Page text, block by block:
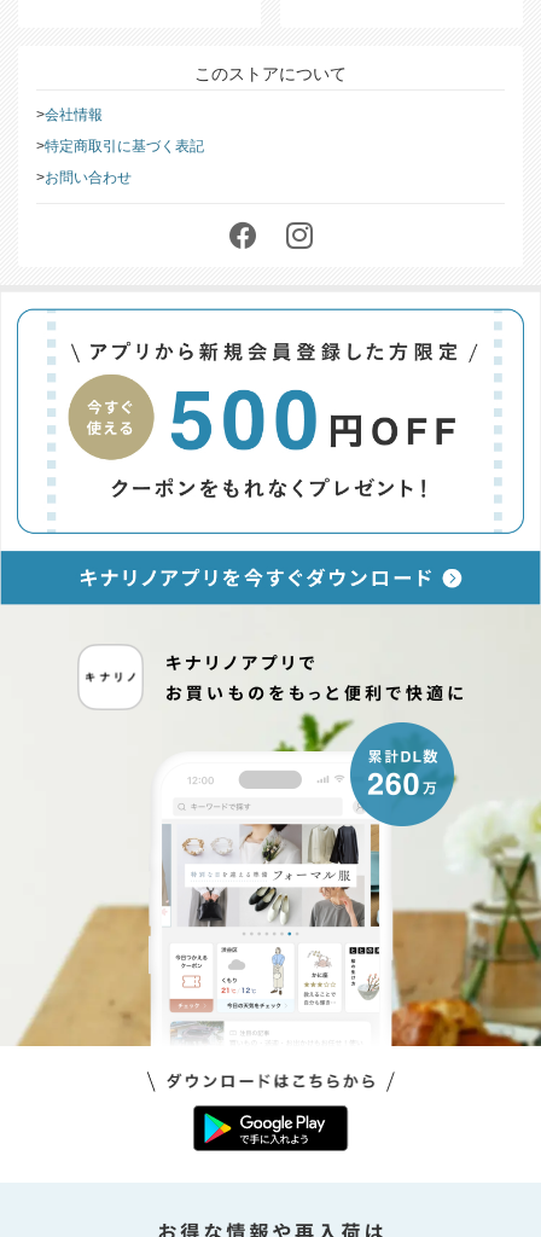
会社情報
特定商取引に基づく表記